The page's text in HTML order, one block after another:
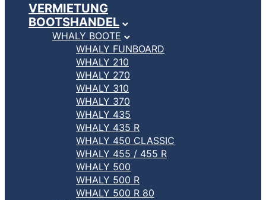
VERMIETUNG
BOOTSHANDEL
WHALY BOOTE
WHALY FUNBOARD
WHALY 210
WHALY 270
WHALY 310
WHALY 370
WHALY 435
WHALY 435 R
WHALY 450 CLASSIC
WHALY 455 / 455 R
WHALY 500
WHALY 500 R
WHALY 500 R 80